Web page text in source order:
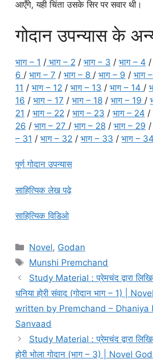
आएँगे, यही चिंता उसके सिर पर सवार थी।
गोदान उपन्यास के
भाग – 1 / भाग – 2 / भाग – 3 / भाग – 4 /
6 / भाग – 7 / भाग – 8 / भाग – 9 / भाग
11 / भाग – 12 / भाग – 13 / भाग – 14 /
16 / भाग – 17 / भाग – 18 / भाग – 19 /
21 / भाग – 22 / भाग – 23 / भाग – 24 /
26 / भाग – 27 / भाग – 28 / भाग – 29 /
– 31 / भाग – 32 / भाग – 33 / भाग – 34
पूर्ण गोदान उपन्यास
साहित्यिक लेख पढ़े
साहित्यिक विडिओ
Novel, Godan
Munshi Premchand
Study Material : प्रेमचंद द्वारा
धनिया होरी संवाद (गोदान भाग – 1) |
written by Premchand – Dhaniya
Sanvaad
Study Material : प्रेमचंद द्वारा
होरी भोला गोदान (भाग – 3) | Novel